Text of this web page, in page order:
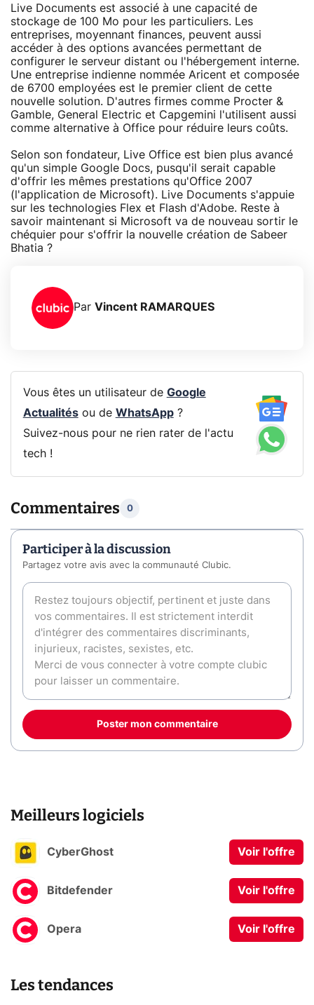
Live Documents est associé à une capacité de
stockage de 100 Mo pour les particuliers. Les
entreprises, moyennant finances, peuvent aussi
accéder à des options avancées permettant de
configurer le serveur distant ou l'hébergement interne.
Une entreprise indienne nommée Aricent et composée
de 6700 employées est le premier client de cette
nouvelle solution. D'autres firmes comme Procter &
Gamble, General Electric et Capgemini l'utilisent aussi
comme alternative à Office pour réduire leurs coûts.
Selon son fondateur, Live Office est bien plus avancé
qu'un simple Google Docs, pusqu'il serait capable
d'offrir les mêmes prestations qu'Office 2007
(l'application de Microsoft). Live Documents s'appuie
sur les technologies Flex et Flash d'Adobe. Reste à
savoir maintenant si Microsoft va de nouveau sortir le
chéquier pour s'offrir la nouvelle création de Sabeer
Bhatia ?
Par Vincent RAMARQUES
Vous êtes un utilisateur de Google
Actualitésou de WhatsApp?
Suivez-nous pour ne rien rater de l'actu
tech !
Commentaires 0
Participer à la discussion
Partagez votre avis avec la communauté Clubic.
Poster mon commentaire
Meilleurs logiciels
CyberGhost Voir l'offre
Bitdefender Voir l'offre
Opera Voir l'offre
Les tendances